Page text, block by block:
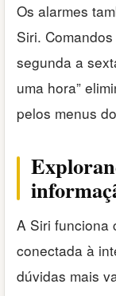
Os alarmes
Siri.
segunda a
uma hora”
pelos menus
A Siri funciona
conectada à
dúvidas mais